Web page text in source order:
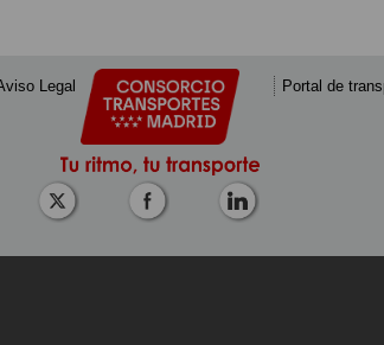
Legal Portal de